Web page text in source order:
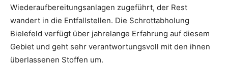
Wiederaufbereitungsanlagen zugeführt, der Rest
wandert in die Entfallstellen. Die Schrottabholung
Bielefeld verfügt über jahrelange Erfahrung auf diesem
Gebiet und geht sehr verantwortungsvoll mit den ihnen
überlassenen Stoffen um.